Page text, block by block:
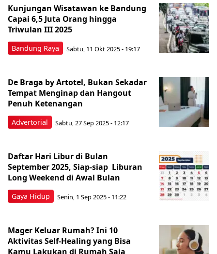
Bandung Raya
Kunjungan Wisatawan ke Bandung
Capai 6,5 Juta Orang hingga
Triwulan III 2025
Sabtu, 11 Okt 2025 - 19:17
Advertorial
De Braga by Artotel, Bukan Sekadar
Tempat Menginap dan Hangout
Penuh Ketenangan
Sabtu, 27 Sep 2025 - 12:17
Gaya Hidup
Daftar Hari Libur di Bulan
September 2025, Siap-siap Liburan
Long Weekend di Awal Bulan
Senin, 1 Sep 2025 - 11:22
Mager Keluar Rumah? Ini 10
Aktivitas Self-Healing yang Bisa
Kamu Lakukan di Rumah Saja